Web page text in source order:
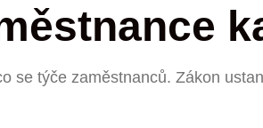
se týče zaměstnanců. Zákon